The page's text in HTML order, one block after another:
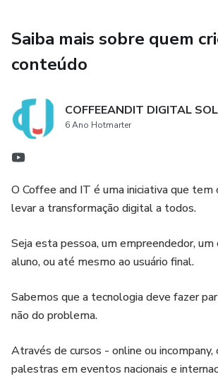
- Spring Security + OAuth2
- Spring Config e ConfigMap
- Micrometer e Actuator
- Spring Native
- Docker-compose
5. Aprenda a integrar sua aplicação com
garantindo a segurança e a autenticação
Saiba mais sobre quem
conteúdo
COFFEEANDIT DIGITAL
6 Ano Hotmarter
O Coffee and IT é uma iniciativa que
levar a transformação digital a todos.
Seja esta pessoa, um empreendedor, um
aluno, ou até mesmo ao usuário final.
Sabemos que a tecnologia deve fazer
não do problema.
Através de cursos - online ou incompany,
palestras em eventos nacionais e